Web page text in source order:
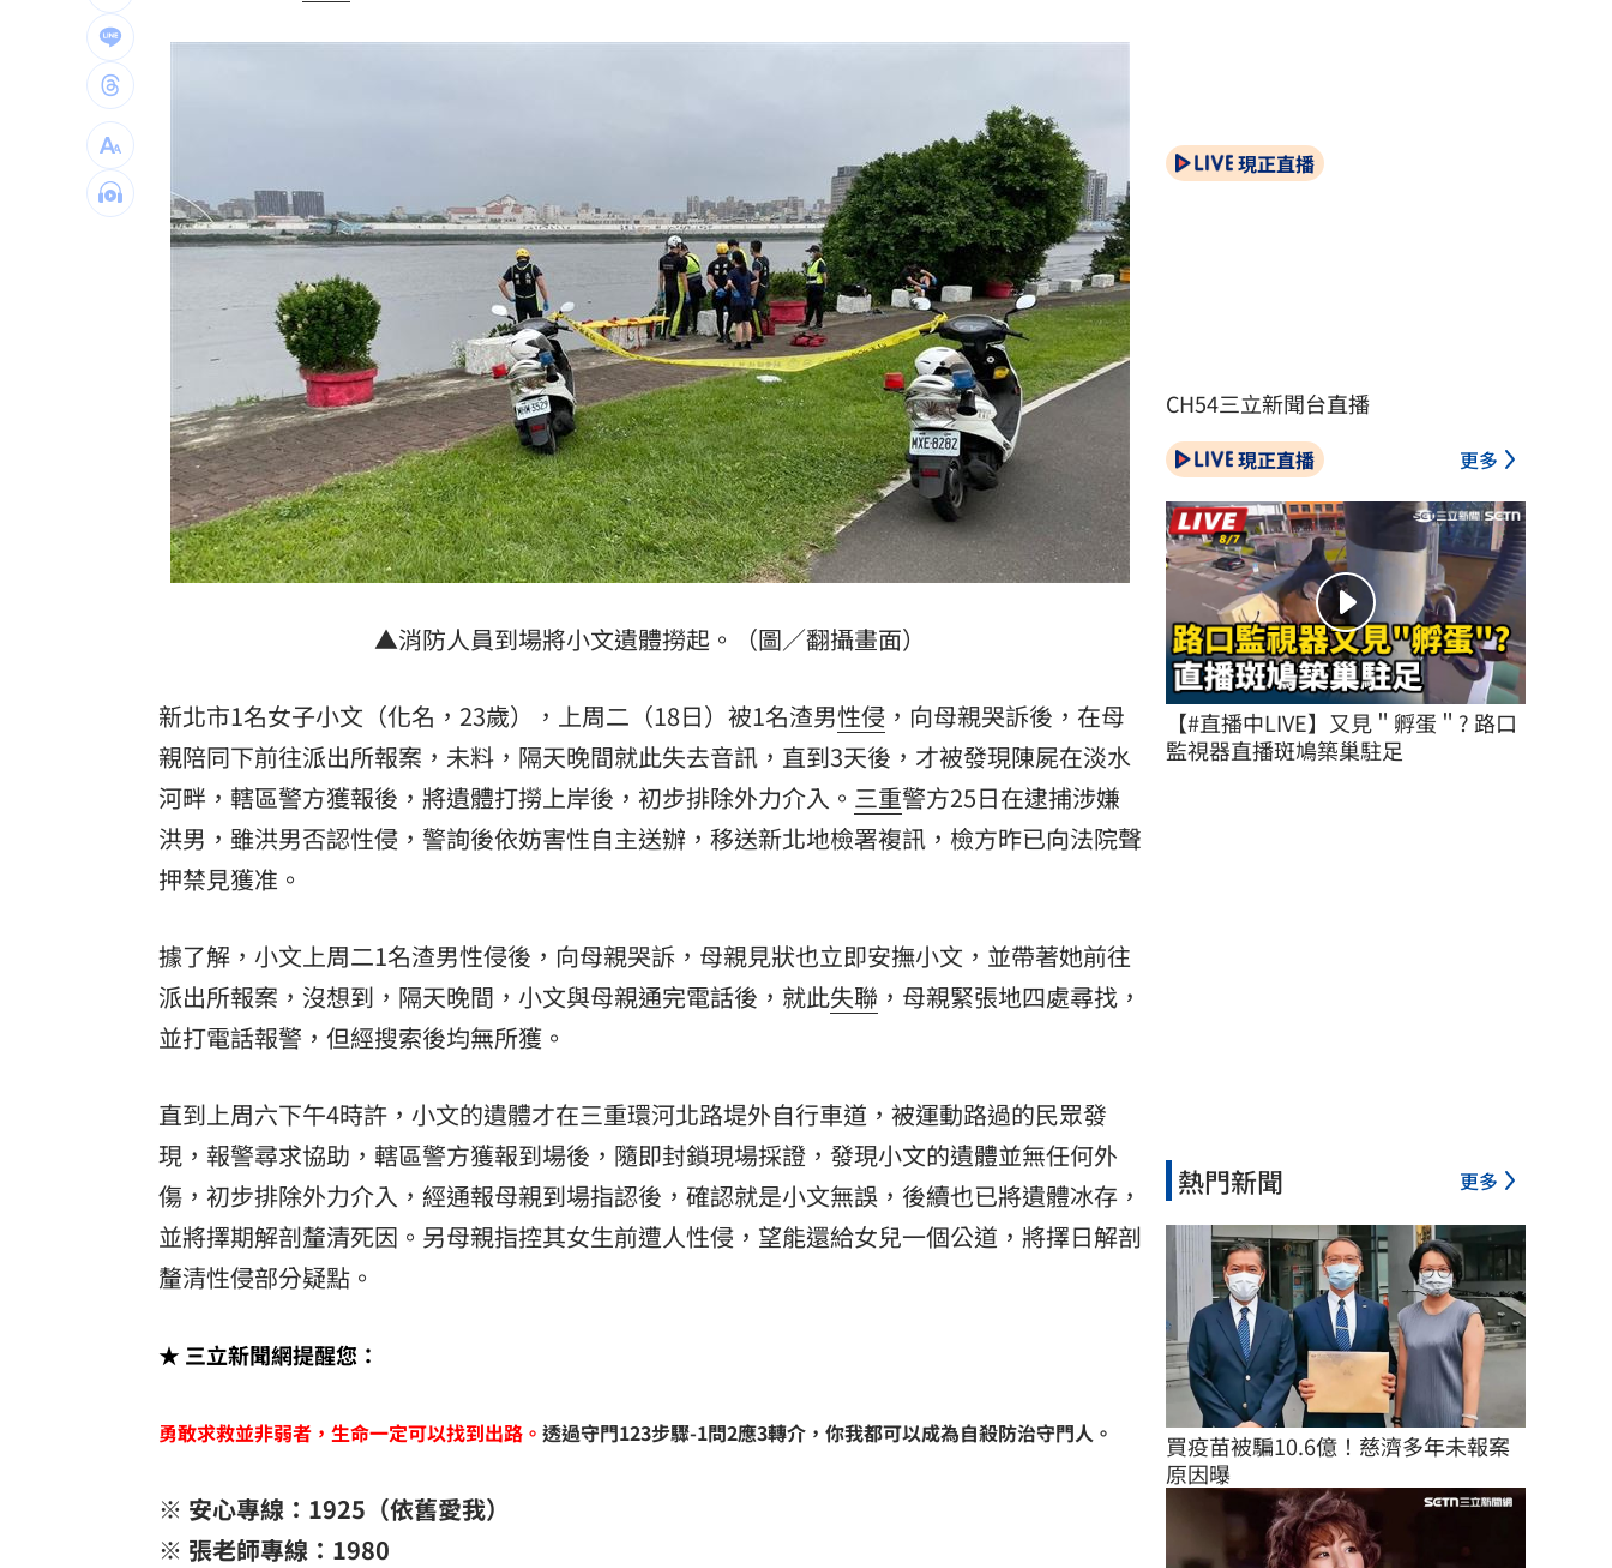
樂天女孩淚揭往事 愛意表達障礙遭重擊
一張百萬太貴！他公開高價股買法：賺30萬 00:36
獨／海外遊學增強外語 台人夯英、美、加 00:31
長尾獼猴失控狂襲居民！官方追查異常原因 00:26
伊波拉失控！專家憂病毒恐已突變 00:23
飲料空盒找嘸地方丟 騎車咬著遭攔查槓警 00:23
台灣彩券開獎直播中 20:31
LIVE三立+24小時直播 15:27
三立iNEWS新聞台線上直播 18:00
台彩父親節推新刮刮樂千萬頭獎超「爸」氣 12:00
「拍片人的多重宇宙」職涯論壇9/12登場！ 10:30
8國球員齊聚高雄 Formosa 7s掀足球熱潮 10:00
▲消防人員到場將小文遺體撈起。（圖／翻攝畫面）
新北市1名女子小文（化名，23歲），上周二（18日）被1名渣男性侵 ，向母親哭訴後，在母
親陪同下前往派出所報案，未料，隔天晚間就此失去音訊，直到3天後，才被發現陳屍在淡水
河畔，轄區警方獲報後，將遺體打撈上岸後，初步排除外力介入。 三重警方25日在逮捕涉嫌
洪男，雖洪男否認性侵，警詢後依妨害性自主送辦，移送新北地檢署複訊，檢方昨已向法院聲
押禁見獲准。
據了解，小文上周二1名渣男性侵後，向母親哭訴，母親見狀也立即安撫小文，並帶著她前往
派出所報案，沒想到，隔天晚間，小文與母親通完電話後，就此失聯 ，母親緊張地四處尋找，
並打電話報警，但經搜索後均無所獲。
直到上周六下午4時許，小文的遺體才在三重環河北路堤外自行車道，被運動路過的民眾發
現，報警尋求協助，轄區警方獲報到場後，隨即封鎖現場採證，發現小文的遺體並無任何外
傷，初步排除外力介入，經通報母親到場指認後，確認就是小文無誤，後續也已將遺體冰存，
並將擇期解剖釐清死因。另母親指控其女生前遭人性侵，望能還給女兒一個公道，將擇日解剖
釐清性侵部分疑點。
★ 三立新聞網提醒您：
勇敢求救並非弱者，生命一定可以找到出路。 透過守門123步驟-1問2應3轉介，你我都可以成為自殺防治守門人。
※ 安心專線：1925（依舊愛我）
※ 張老師專線：1980
現正直播
CH54三立新聞台直播
現正直播 更多
【#直播中LIVE】又見＂孵蛋＂? 路口
監視器直播斑鳩築巢駐足
熱門新聞 更多
買疫苗被騙10.6億！慈濟多年未報案
原因曝